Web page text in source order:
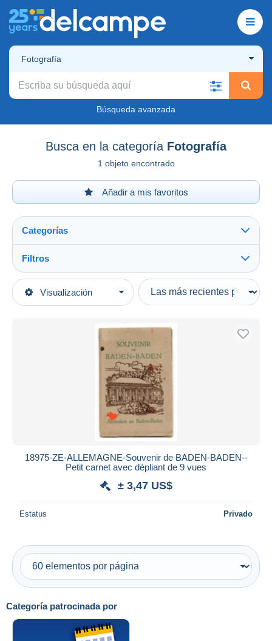
Fotografía
Búsqueda avanzada
Busca en la categoría Fotografía
1 objeto encontrado
Añadir a mis favoritos
Visualización
Categorías
Categorías principales
Guías & Consejos
Filtros
Tipo de venta
Activas
Subasta con ofertas
Subastas sin pujas
Casa de subastas
Cerrando dentro
Sólo con descuento
Envío gratis
Métodos de pago
PayPal
Transferencia bancaria
Visa
Categoría patrocinada por
18975-ZE-ALLEMAGNE-Souvenir de BADEN-BADEN--
Petit carnet avec dépliant de 9 vues
± 3,47 US$
Estatus Privado